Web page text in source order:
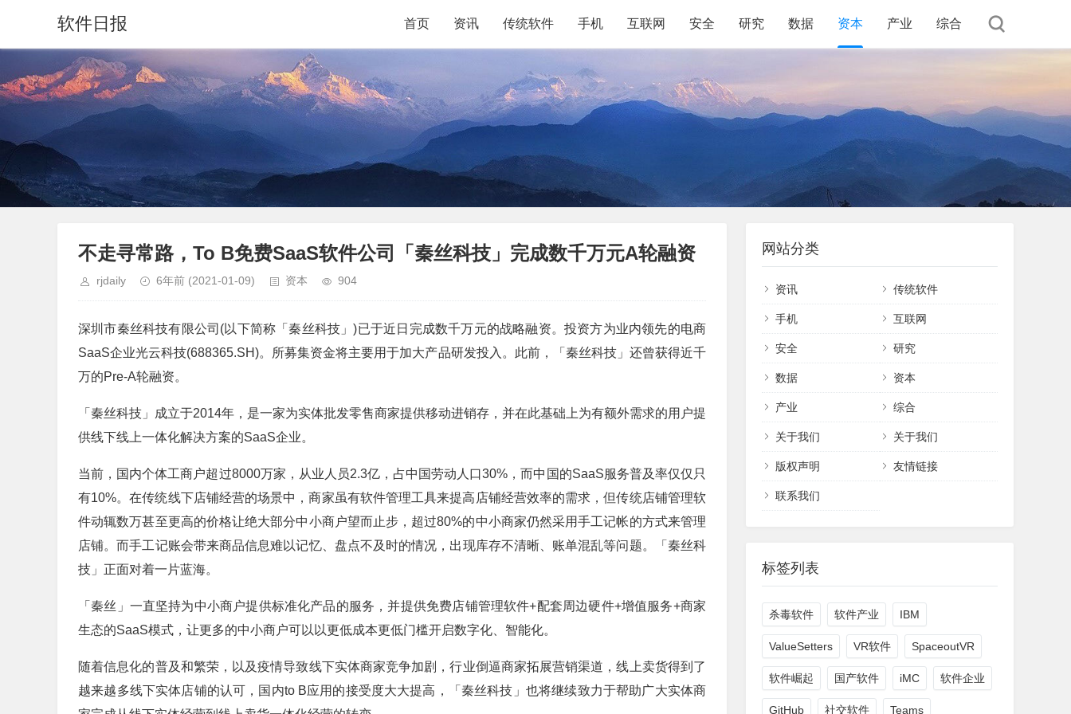
软件日报 首页 资讯 传统软件 手机 互联网 安全 研究 数据 资本 产业 综合
不走寻常路，To B免费SaaS软件公司「秦丝科技」完成数千万元A轮融资
rjdaily 6年前 (2021-01-09) 资本 904
深圳市秦丝科技有限公司(以下简称「秦丝科技」)已于近日完成数千万元的战略融资。投资方为业内领先的电商
SaaS企业光云科技(688365.SH)。所募集资金将主要用于加大产品研发投入。此前，「秦丝科技」还曾获得近千
万的Pre-A轮融资。
「秦丝科技」成立于2014年，是一家为实体批发零售商家提供移动进销存，并在此基础上为有额外需求的用户提
供线下线上一体化解决方案的SaaS企业。
当前，国内个体工商户超过8000万家，从业人员2.3亿，占中国劳动人口30%，而中国的SaaS服务普及率仅仅只
有10%。在传统线下店铺经营的场景中，商家虽有软件管理工具来提高店铺经营效率的需求，但传统店铺管理软
件动辄数万甚至更高的价格让绝大部分中小商户望而止步，超过80%的中小商家仍然采用手工记帐的方式来管理
店铺。而手工记账会带来商品信息难以记忆、盘点不及时的情况，出现库存不清晰、账单混乱等问题。「秦丝科
技」正面对着一片蓝海。
「秦丝」一直坚持为中小商户提供标准化产品的服务，并提供免费店铺管理软件+配套周边硬件+增值服务+商家
生态的SaaS模式，让更多的中小商户可以以更低成本更低门槛开启数字化、智能化。
随着信息化的普及和繁荣，以及疫情导致线下实体商家竞争加剧，行业倒逼商家拓展营销渠道，线上卖货得到了
越来越多线下实体店铺的认可，国内to B应用的接受度大大提高，「秦丝科技」也将继续致力于帮助广大实体商
网站分类
资讯 传统软件
手机 互联网
安全 研究
数据 资本
产业 综合
关于我们 关于我们
版权声明 友情链接
联系我们
标签列表
杀毒软件 软件产业 IBM
ValueSetters VR软件 SpaceoutVR
软件崛起 国产软件 iMC 软件企业
GitHub 社交软件 Teams